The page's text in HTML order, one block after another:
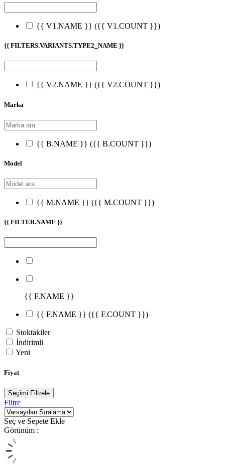
{{ V1.NAME }} ({{ V1.COUNT }})
{{ FILTERS.VARIANTS.TYPE2_NAME }}
{{ V2.NAME }} ({{ V2.COUNT }})
Marka
{{ B.NAME }} ({{ B.COUNT }})
Model
{{ M.NAME }} ({{ M.COUNT }})
{{ FILTER.NAME }}
{{ F.NAME }}
{{ F.NAME }} ({{ F.COUNT }})
Stoktakiler
İndirimli
Yeni
Fiyat
Seçimi Filtrele
Filtre
Seç ve Sepete Ekle
Görünüm :